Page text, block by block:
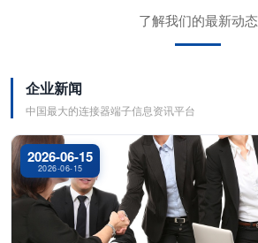
了解我们的最新动态
企业新闻
中国最大的连接器端子信息资讯平台
2026-06-15
2026-06-15